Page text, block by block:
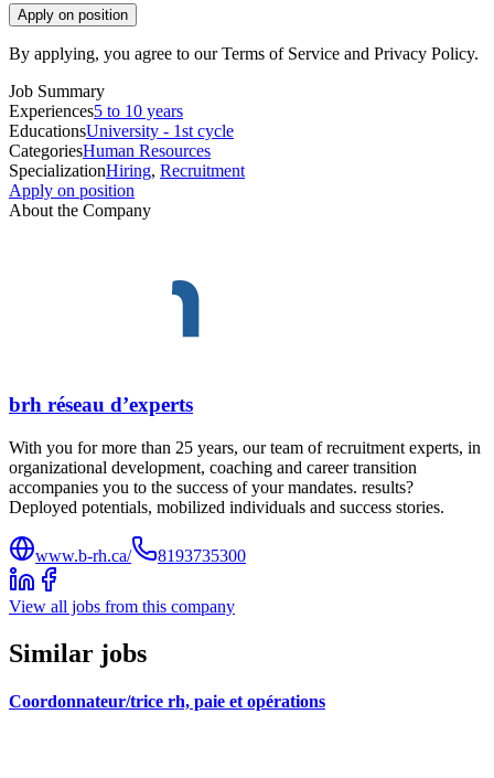
Apply on position
By applying, you agree to our Terms of Service and Privacy Policy.
Job Summary
Experiences5 to 10 years
EducationsUniversity - 1st cycle
CategoriesHuman Resources
SpecializationHiring, Recruitment
Apply on position
About the Company
brh réseau d’experts
With you for more than 25 years, our team of recruitment experts, in
organizational development, coaching and career transition
accompanies you to the success of your mandates. results?
Deployed potentials, mobilized individuals and success stories.
www.b-rh.ca/ 8193735300
View all jobs from this company
Similar jobs
Coordonnateur/trice rh, paie et opérations